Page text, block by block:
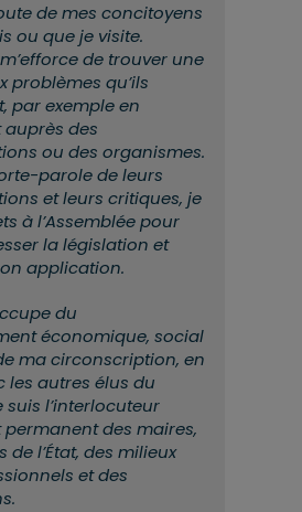
de mes concitoyens
ou que je visite.
de trouver une
problèmes qu’ils
par exemple en
des
ou des organismes.
parole de leurs
et leurs critiques, je
à l’Assemblée pour
la législation et
application.
du
économique, social
ma circonscription, en
les autres élus du
suis l’interlocuteur
des maires,
de l’État, des milieux
et des